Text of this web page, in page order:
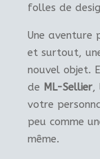
folles de
Une aventure
et surtout,
nouvel objet.
de ML-Sellier,
votre
peu comme
même.